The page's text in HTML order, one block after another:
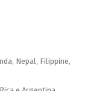
Nepal, Filippine,